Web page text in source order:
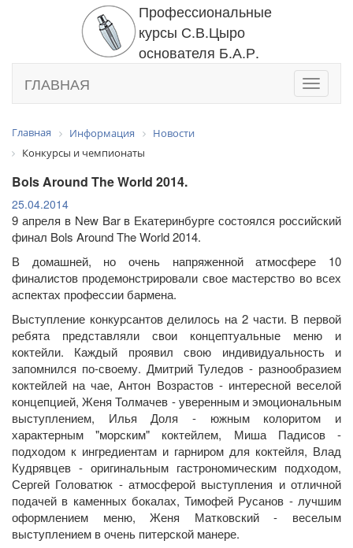
Профессиональные
курсы С.В.Цыро
основателя Б.А.Р.
Toggle
ГЛАВНАЯ
Главная Информация
Новости
Конкурсы и чемпионаты
Bols Around The World 2014.
25.04.2014
9 апреля в New Bar в Екатеринбурге состоялся российский
финал Bols Around The World 2014.
В домашней, но очень напряженной атмосфере 10
финалистов продемонстрировали свое мастерство во всех
аспектах профессии бармена.
Выступление конкурсантов делилось на 2 части. В первой
ребята представляли свои концептуальные меню и
коктейли. Каждый проявил свою индивидуальность и
запомнился по-своему. Дмитрий Туледов - разнообразием
коктейлей на чае, Антон Возрастов - интересной веселой
концепцией, Женя Толмачев - уверенным и эмоциональным
выступлением, Илья Доля - южным колоритом и
характерным "морским" коктейлем, Миша Падисов -
подходом к ингредиентам и гарниром для коктейля, Влад
Кудрявцев - оригинальным гастрономическим подходом,
Сергей Головатюк - атмосферой выступления и отличной
подачей в каменных бокалах, Тимофей Русанов - лучшим
оформлением меню, Женя Матковский - веселым
выступлением в очень питерской манере.